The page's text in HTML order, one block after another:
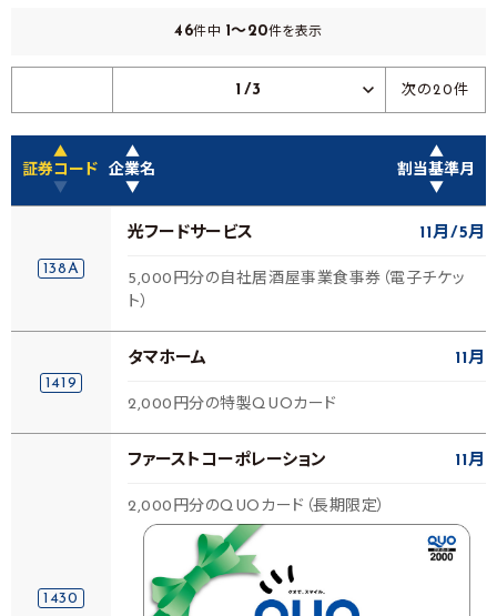
46件中 1～20件を表示
1/3 次の20件
▲
証券コード
▼
▲
企業名
▼
▲
割当基準月
▼
138A
光フードサービス 11月 5月
5,000円分の自社居酒屋事業食事券（電子チケッ
ト）
1419
タマホーム 11月
2,000円分の特製QUOカード
1430
ファーストコーポレーション 11月
2,000円分のQUOカード（長期限定）